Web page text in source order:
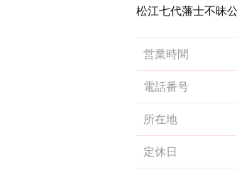
松江七代藩士不昧
営業時間
電話番号
所在地
定休日